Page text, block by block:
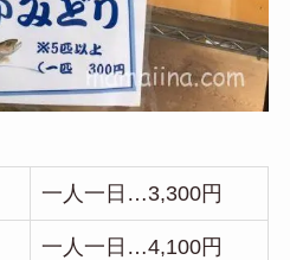
一人一日…3,300円
一人一日…4,100円